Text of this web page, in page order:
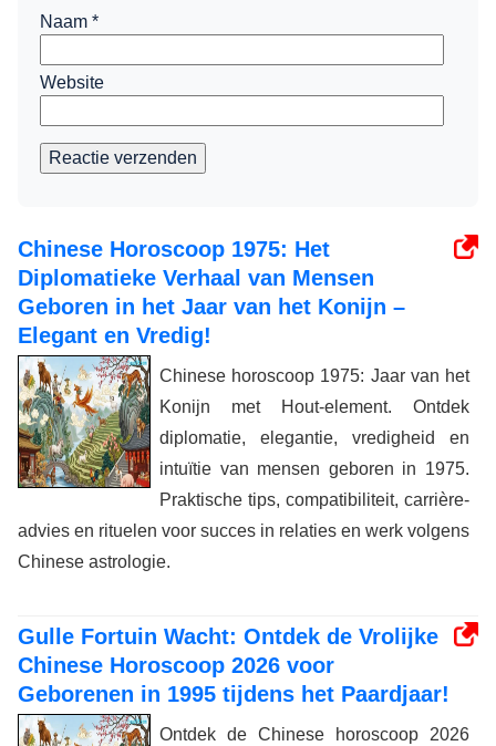
Naam *
Website
Reactie verzenden
Chinese Horoscoop 1975: Het
Diplomatieke Verhaal van Mensen
Geboren in het Jaar van het Konijn –
Elegant en Vredig!
Chinese horoscoop 1975: Jaar van het
Konijn met Hout-element. Ontdek
diplomatie, elegantie, vredigheid en
intuïtie van mensen geboren in 1975.
Praktische tips, compatibiliteit, carrière-
advies en rituelen voor succes in relaties en werk volgens
Chinese astrologie.
Gulle Fortuin Wacht: Ontdek de Vrolijke
Chinese Horoscoop 2026 voor
Geborenen in 1995 tijdens het Paardjaar!
Ontdek de Chinese horoscoop 2026